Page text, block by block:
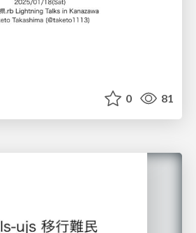
0 81